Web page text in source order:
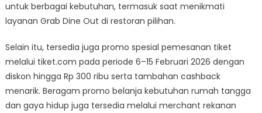
untuk berbagai kebutuhan, termasuk saat menikmati
layanan Grab Dine Out di restoran pilihan.
Selain itu, tersedia juga promo spesial pemesanan tiket
melalui tiket.com pada periode 6–15 Februari 2026 dengan
diskon hingga Rp 300 ribu serta tambahan cashback
menarik. Beragam promo belanja kebutuhan rumah tangga
dan gaya hidup juga tersedia melalui merchant rekanan